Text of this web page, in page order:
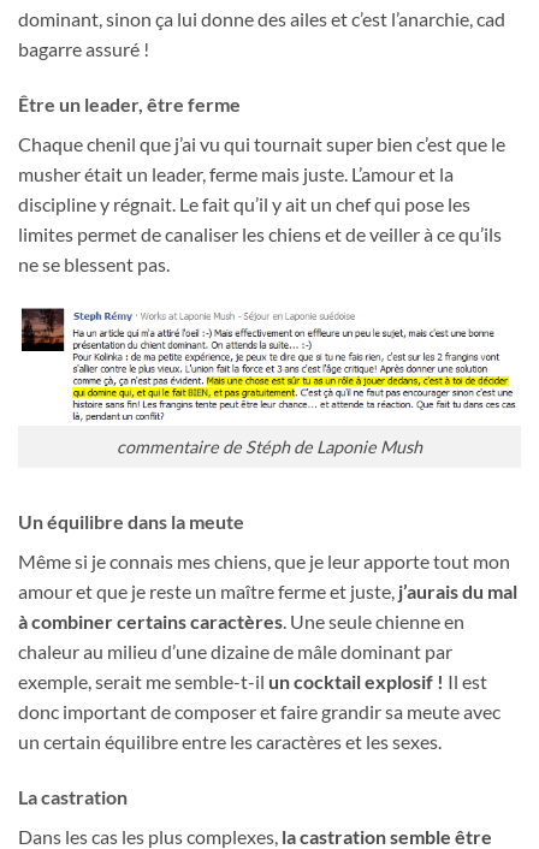
dominant, sinon ça lui donne des ailes et c’est l’anarchie, cad
bagarre assuré !
Être un leader, être ferme
Chaque chenil que j’ai vu qui tournait super bien c’est que le
musher était un leader, ferme mais juste. L’amour et la
discipline y régnait. Le fait qu’il y ait un chef qui pose les
limites permet de canaliser les chiens et de veiller à ce qu’ils
ne se blessent pas.
commentaire de Stéph de Laponie Mush
Un équilibre dans la meute
Même si je connais mes chiens, que je leur apporte tout mon
amour et que je reste un maître ferme et juste, j’aurais du mal
à combiner certains caractères . Une seule chienne en
chaleur au milieu d’une dizaine de mâle dominant par
exemple, serait me semble-t-il un cocktail explosif ! Il est
donc important de composer et faire grandir sa meute avec
un certain équilibre entre les caractères et les sexes.
La castration
Dans les cas les plus complexes, la castration semble être